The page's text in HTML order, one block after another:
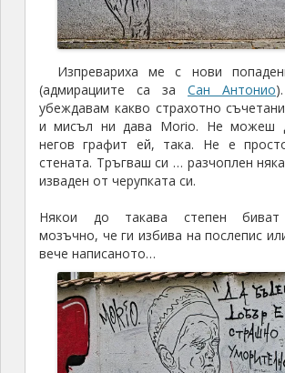
Изпревариха ме с нови
(адмирациите са за Сан Антонио
убеждавам какво страхотно
и мисъл ни дава Morio. Не можеш
негов графит ей, така. Не е
стената. Тръгваш си … разчоплен
изваден от черупката си.
Някои до такава степен биват
мозъчно, че ги избива на послепис
вече написаното…